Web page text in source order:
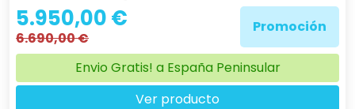
5.950,00 €
6.690,00 €
Promoción
Envio Gratis! a España Peninsular
Ver producto